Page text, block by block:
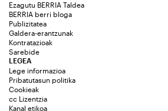
Ezagutu BERRIA Taldea
BERRIA berri bloga
Publizitatea
Galdera-erantzunak
Kontratazioak
Sarebide
LEGEA
Lege informazioa
Pribatutasun politika
Cookieak
cc Lizentzia
Kanal etikoa